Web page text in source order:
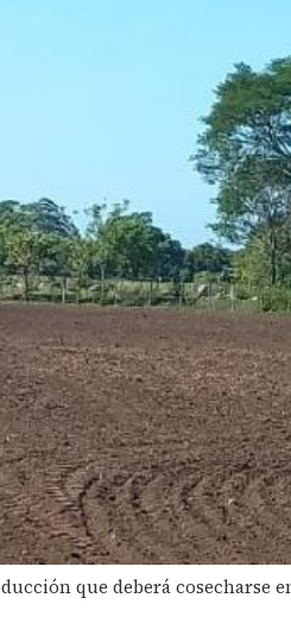
que deberá cosecharse